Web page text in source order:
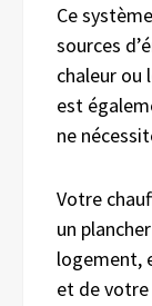
Ce
sources
chaleur ou
est
ne
Votre
un
logement,
et de